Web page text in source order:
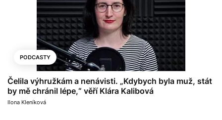
PODCASTY
Čelila výhružkám a nenávisti. „Kdybych byla muž, stát
by mě chránil lépe,“ věří Klára Kalibová
Ilona Kleníková